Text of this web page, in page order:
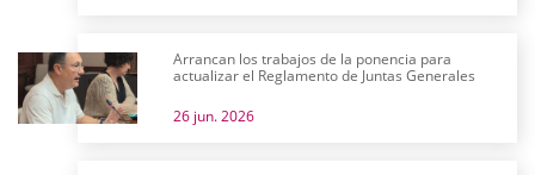
Arrancan los trabajos de la ponencia para
actualizar el Reglamento de Juntas Generales
26 jun. 2026